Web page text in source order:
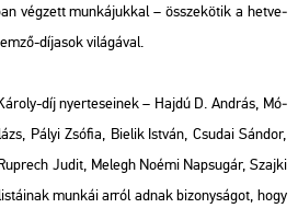
vég­zett mun­ká­juk­kal – össze­kö­tik a het­ve­
dí­ja­sok vi­lá­gá­val.
díj nyer­te­se­i­nek – Hajdú D. And­rás, Mó­
Pályi Zsó­fia, Bi­elik Ist­ván, Csu­dai Sán­dor,
Judit, Me­legh Noémi Nap­su­gár, Szaj­ki
mun­kái arról adnak bi­zony­sá­got, hogy